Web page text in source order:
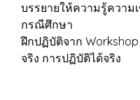
บรรยายให้ความรู้ความ
กรณีศึกษา
ฝึกปฏิบัติจาก
จริง การปฏิบัติได้จริง